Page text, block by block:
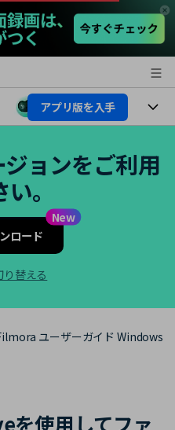
アプリ版を入手
ョンをご利用
。
New
ロード
り替える
ユーザーガイド Windows
を使用してファ